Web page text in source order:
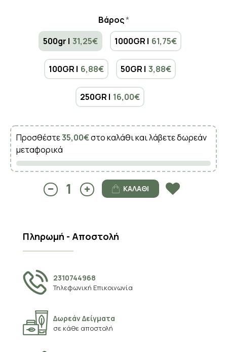
Βάρος
500gr | 31,25€ 1000GR | 61,75€
100GR | 6,88€ 50GR | 3,88€
250GR | 16,00€
Προσθέστε35,00€στο καλάθι και λάβετε δωρεάν
μεταφορικά
ΚΑΛΆΘΙ
Πληρωμή - Αποστολή
2310744968
Τηλεφωνική Επικοινωνία
Δωρεάν Δείγματα
σε κάθε αποστολή